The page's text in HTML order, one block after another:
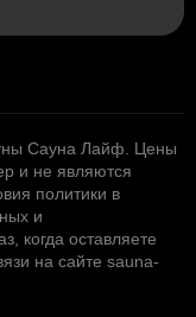
Сауна Лайф
Цены
и не являются
политики в
и
когда оставляете
на сайте sauna-